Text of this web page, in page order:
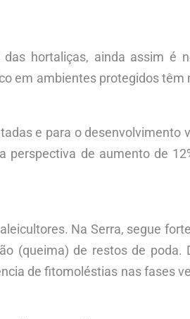
hortaliças, ainda assim é
em ambientes protegidos têm
e para o desenvolvimento
perspectiva de aumento de
Na Serra, segue
(queima) de restos de poda.
de fitomoléstias nas fases